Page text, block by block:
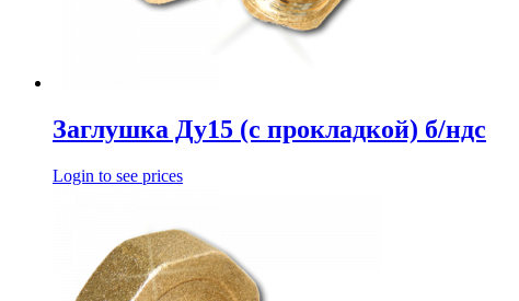
Заглушка Ду15 (с прокладкой) б/ндс
Login to see prices